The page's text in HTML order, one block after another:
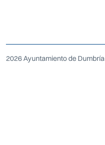
2026 Ayuntamiento de Dumbría